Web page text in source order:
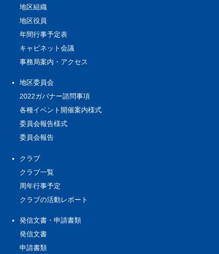
地区組織
地区役員
年間行事予定表
キャビネット会議
事務局案内・アクセス
地区委員会
2022ガバナー諮問事項
各種イベント開催案内様式
委員会報告様式
委員会報告
クラブ
クラブ一覧
周年行事予定
クラブの活動レポート
発信文書・申請書類
発信文書
申請書類